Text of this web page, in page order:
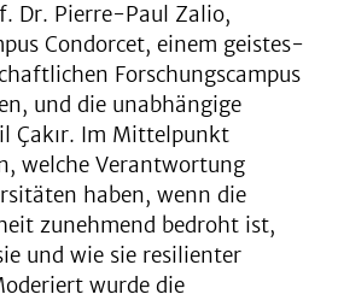
Dr. Pierre-Paul Zalio,
Condorcet, einem geistes-
Forschungscampus
und die unabhängige
Çakır. Im Mittelpunkt
welche Verantwortung
haben, wenn die
zunehmend bedroht ist,
und wie sie resilienter
wurde die